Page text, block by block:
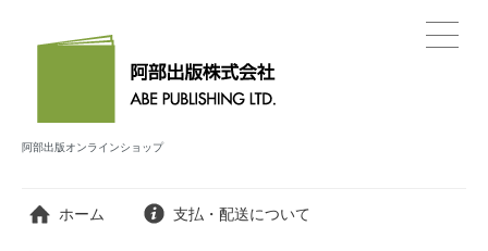
阿部出版オンラインショップ
ホーム 支払・配送について